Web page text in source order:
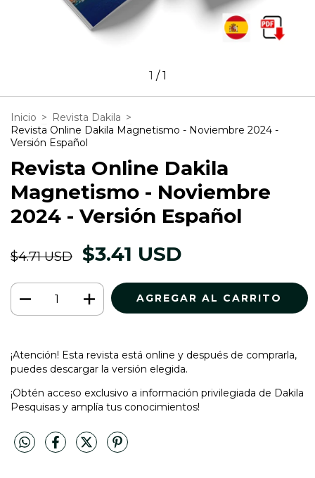
1 /1
Inicio > Revista Dakila >
Revista Online Dakila Magnetismo - Noviembre 2024 -
Versión Español
Revista Online Dakila
Magnetismo - Noviembre
2024 - Versión Español
$4.71 USD $3.41 USD
¡Atención! Esta revista está online y después de comprarla,
puedes descargar la versión elegida.
¡Obtén acceso exclusivo a información privilegiada de Dakila
Pesquisas y amplía tus conocimientos!